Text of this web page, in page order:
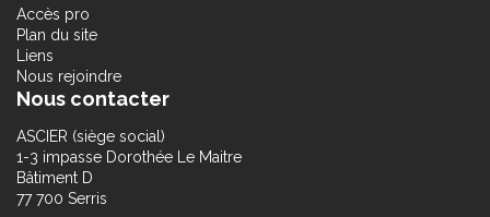
Accès pro
Plan du site
Liens
Nous rejoindre
Nous contacter
ASCIER (siège social)
1-3 impasse Dorothée Le Maitre
Bâtiment D
77 700 Serris